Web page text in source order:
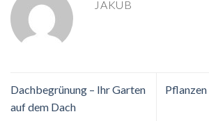
JAKUB
Dachbegrünung – Ihr Garten
auf dem Dach